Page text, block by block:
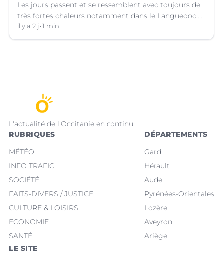
Les jours passent et se ressemblent avec toujours de
très fortes chaleurs notamment dans le Languedoc.
Jusqu’à quand ?
il y a 2 j 1 min
L'actualité de l'Occitanie en continu
RUBRIQUES
MÉTÉO
INFO TRAFIC
SOCIÉTÉ
FAITS-DIVERS / JUSTICE
CULTURE & LOISIRS
ECONOMIE
SANTÉ
DÉPARTEMENTS
Gard
Hérault
Aude
Pyrénées-Orientales
Lozère
Aveyron
Ariège
LE SITE